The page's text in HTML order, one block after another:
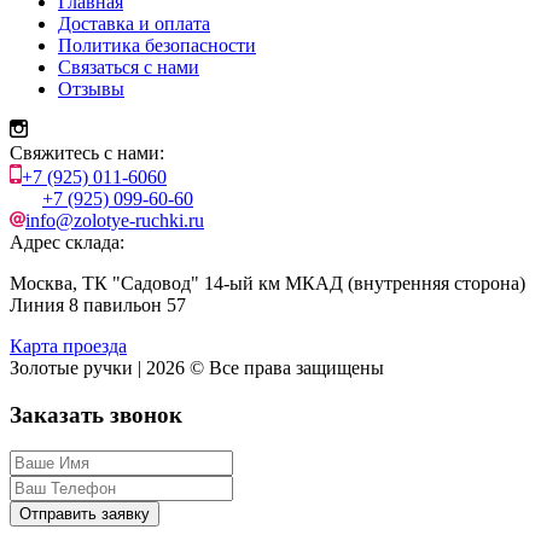
Доставка и оплата
Политика безопасности
Связаться с нами
Отзывы
Свяжитесь с нами:
+7 (925) 011-6060
+7 (925) 099-60-60
info@zolotye-ruchki.ru
Адрес склада:
Москва, ТК "Садовод" 14-ый км МКАД (внутренняя сторона)
Линия 8 павильон 57
Карта проезда
Золотые ручки | 2026 © Все права защищены
Заказать звонок
Отправить заявку